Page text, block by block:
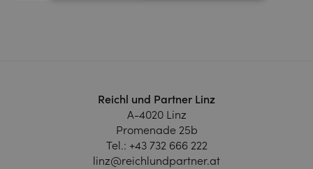
Reichl und Partner Linz
A-4020 Linz
Promenade 25b
Tel.: +43 732 666 222
linz@reichlundpartner.at